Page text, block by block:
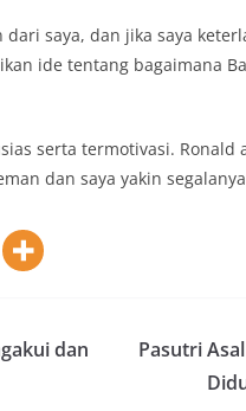
saya, dan jika saya
ide tentang bagaimana
serta termotivasi. Ronald
dan saya yakin
dan
Pasutri